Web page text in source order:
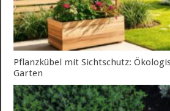
Pflanzkübel mit Sichtschutz:
Garten